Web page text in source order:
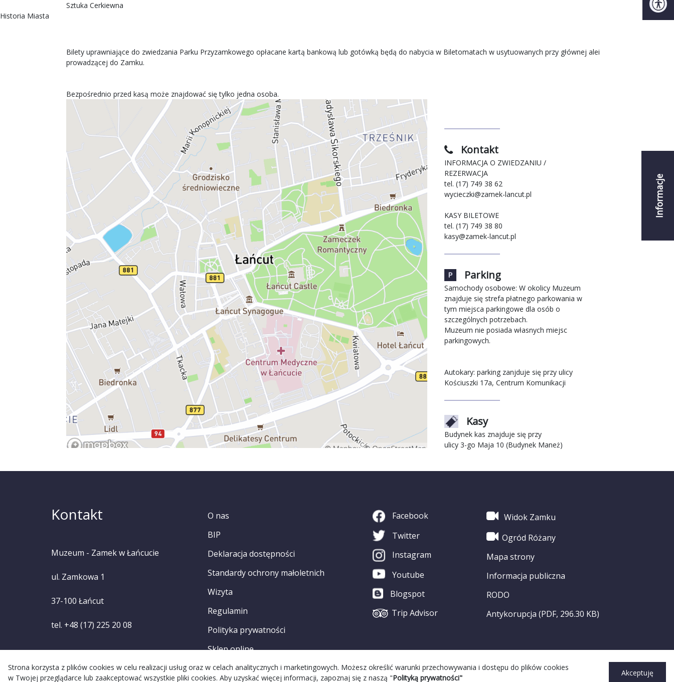
Informacje
Sztuka Cerkiewna
Historia Miasta
Bilety uprawniające do zwiedzania Parku Przyzamkowego opłacane kartą bankową lub gotówką będą do nabycia w Biletomatach w usytuowanych przy głównej alei
prowadzącej do Zamku.
Bezpośrednio przed kasą może znajdować się tylko jedna osoba.
Kontakt
INFORMACJA O ZWIEDZANIU /
REZERWACJA
tel. (17) 749 38 62
wycieczki@zamek-lancut.pl
KASY BILETOWE
tel. (17) 749 38 80
kasy@zamek-lancut.pl
Parking
Samochody osobowe: W okolicy Muzeum
znajduje się strefa płatnego parkowania w
tym miejsca parkingowe dla osób o
szczególnych potrzebach.
Muzeum nie posiada własnych miejsc
parkingowych.
Autokary: parking zanjduje się przy ulicy
Kościuszki 17a, Centrum Komunikacji
Kasy
Budynek kas znajduje się przy
ulicy 3-go Maja 10 (Budynek Maneż)
Strona korzysta z plików cookies w celu realizacji usług oraz w celach analitycznych i marketingowych. Możesz określić warunki przechowywania i dostępu do plików cookies
w Twojej przeglądarce lub zaakceptować wszystkie pliki cookies. Aby uzyskać więcej informacji, zapoznaj się z naszą "Polityką prywatności"
Akceptuję
Kontakt
Muzeum - Zamek w Łańcucie
ul. Zamkowa 1
37-100 Łańcut
tel. +48 (17) 225 20 08
O nas
BIP
Deklaracja dostępności
Standardy ochrony małoletnich
Wizyta
Regulamin
Polityka prywatności
Sklep online
Facebook
Twitter
Instagram
Youtube
Blogspot
Trip Advisor
Widok Zamku
Ogród Różany
Mapa strony
Informacja publiczna
RODO
Antykorupcja (PDF, 296.30 KB)